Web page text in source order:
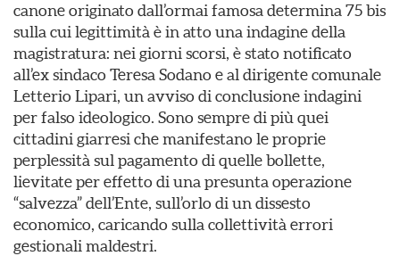
canone originato dall’ormai famosa determina 75 bis
sulla cui legittimità è in atto una indagine della
magistratura: nei giorni scorsi, è stato notificato
all’ex sindaco Teresa Sodano e al dirigente comunale
Letterio Lipari, un avviso di conclusione indagini
per falso ideologico. Sono sempre di più quei
cittadini giarresi che manifestano le proprie
perplessità sul pagamento di quelle bollette,
lievitate per effetto di una presunta operazione
“salvezza” dell’Ente, sull’orlo di un dissesto
economico, caricando sulla collettività errori
gestionali maldestri.